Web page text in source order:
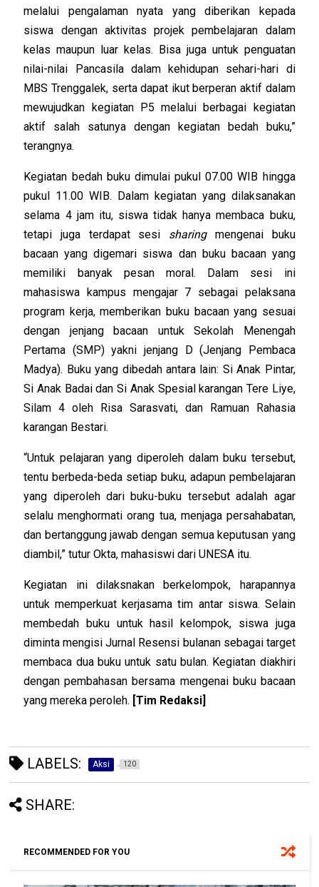
melalui pengalaman nyata yang diberikan kepada
siswa dengan aktivitas projek pembelajaran dalam
kelas maupun luar kelas. Bisa juga untuk penguatan
nilai-nilai Pancasila dalam kehidupan sehari-hari di
MBS Trenggalek, serta dapat ikut berperan aktif dalam
mewujudkan kegiatan P5 melalui berbagai kegiatan
aktif salah satunya dengan kegiatan bedah buku,”
terangnya.
Kegiatan bedah buku dimulai pukul 07.00 WIB hingga
pukul 11.00 WIB. Dalam kegiatan yang dilaksanakan
selama 4 jam itu, siswa tidak hanya membaca buku,
tetapi juga terdapat sesi sharingmengenai buku
bacaan yang digemari siswa dan buku bacaan yang
memiliki banyak pesan moral. Dalam sesi ini
mahasiswa kampus mengajar 7 sebagai pelaksana
program kerja, memberikan buku bacaan yang sesuai
dengan jenjang bacaan untuk Sekolah Menengah
Pertama (SMP) yakni jenjang D (Jenjang Pembaca
Madya). Buku yang dibedah antara lain: Si Anak Pintar,
Si Anak Badai dan Si Anak Spesial karangan Tere Liye,
Silam 4 oleh Risa Sarasvati, dan Ramuan Rahasia
karangan Bestari.
“Untuk pelajaran yang diperoleh dalam buku tersebut,
tentu berbeda-beda setiap buku, adapun pembelajaran
yang diperoleh dari buku-buku tersebut adalah agar
selalu menghormati orang tua, menjaga persahabatan,
dan bertanggung jawab dengan semua keputusan yang
diambil,” tutur Okta, mahasiswi dari UNESA itu.
Kegiatan ini dilaksnakan berkelompok, harapannya
untuk memperkuat kerjasama tim antar siswa. Selain
membedah buku untuk hasil kelompok, siswa juga
diminta mengisi Jurnal Resensi bulanan sebagai target
membaca dua buku untuk satu bulan. Kegiatan diakhiri
dengan pembahasan bersama mengenai buku bacaan
yang mereka peroleh. [Tim Redaksi]
LABELS: Aksi 120
SHARE:
RECOMMENDED FOR YOU